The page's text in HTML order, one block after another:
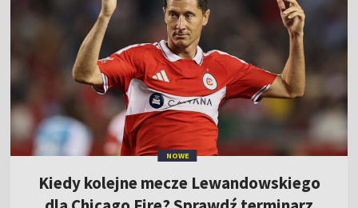
NOWE
Kiedy kolejne mecze Lewandowskiego